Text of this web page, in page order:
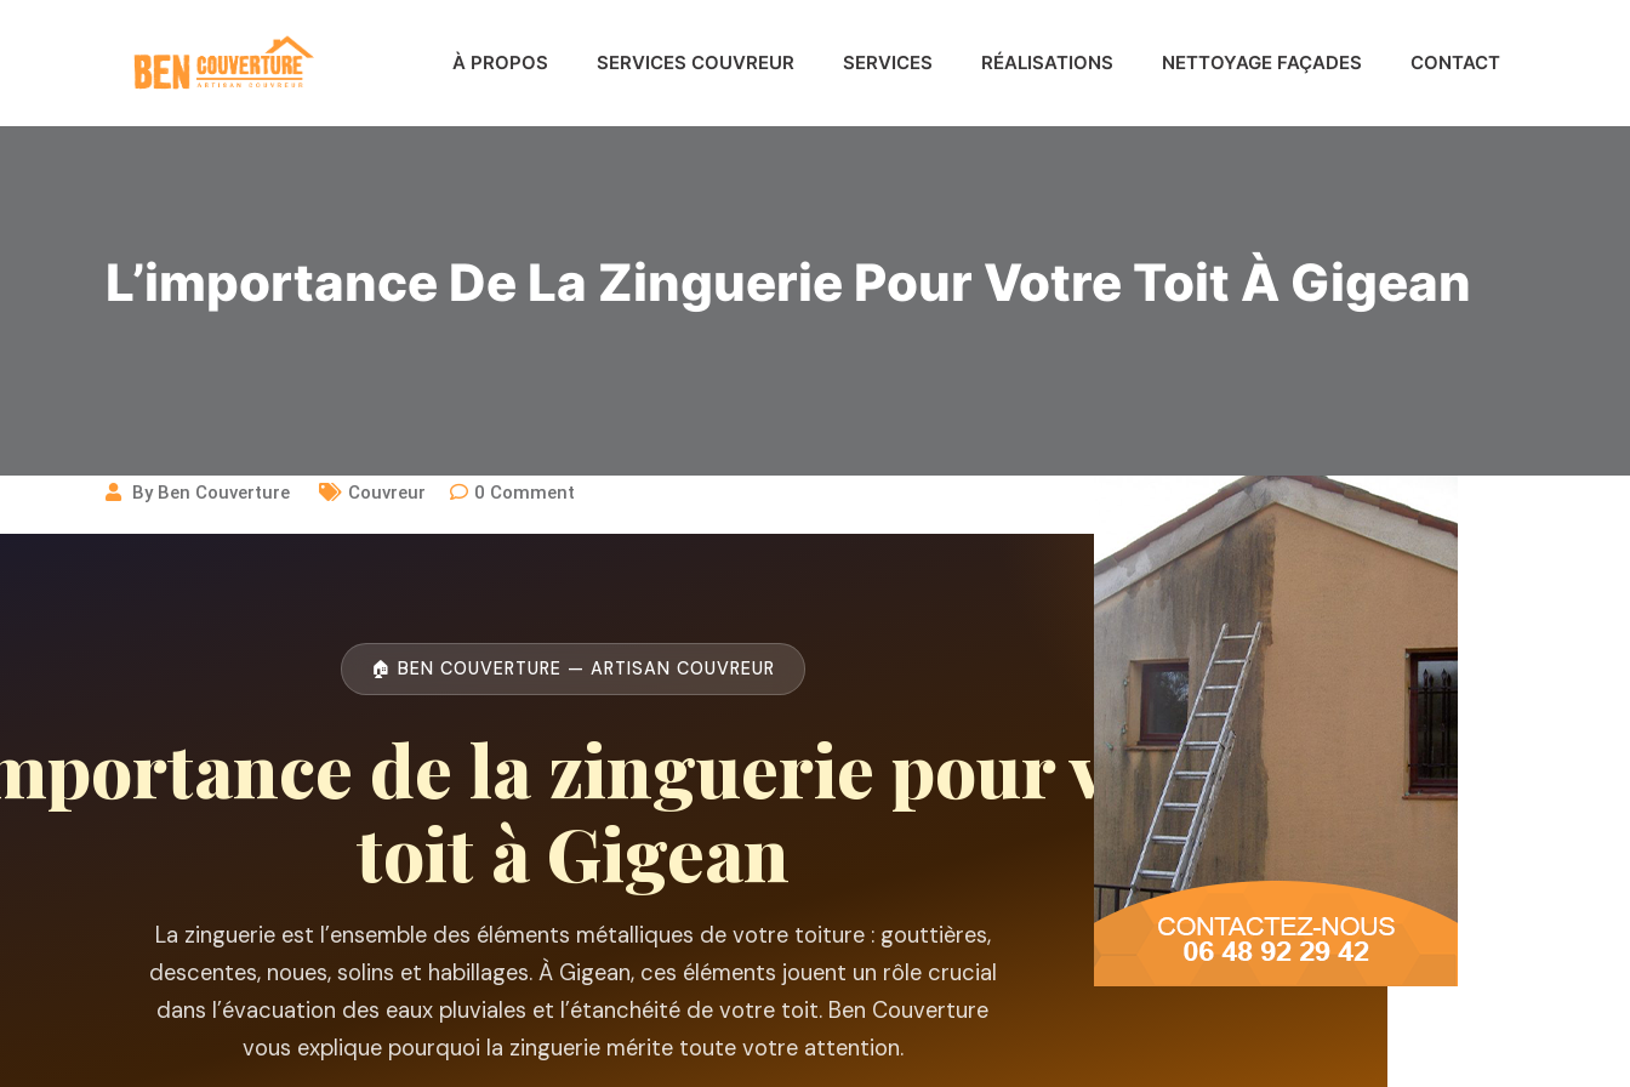
À PROPOS SERVICES COUVREUR SERVICES RÉALISATIONS NETTOYAGE FAÇADES CONTACT
L’importance De La Zinguerie Pour Votre Toit À Gigean
By Ben Couverture Couvreur 0 Comment
🏠 BEN COUVERTURE — ARTISAN COUVREUR
de la zinguerie pour votre
toit à Gigean
La zinguerie est l’ensemble des éléments métalliques de votre toiture : gouttières,
descentes, noues, solins et habillages. À Gigean, ces éléments jouent un rôle crucial
dans l’évacuation des eaux pluviales et l’étanchéité de votre toit. Ben Couverture
vous explique pourquoi la zinguerie mérite toute votre attention.